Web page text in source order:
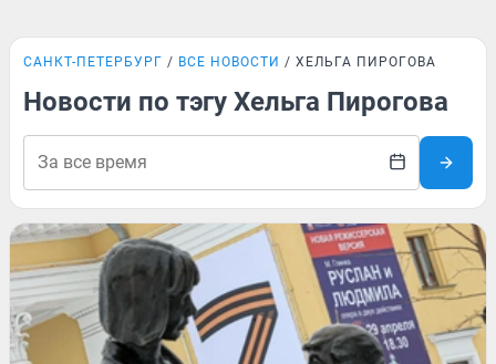
САНКТ-ПЕТЕРБУРГ ВСЕ НОВОСТИ ХЕЛЬГА ПИРОГОВА
Новости по тэгу Хельга Пирогова